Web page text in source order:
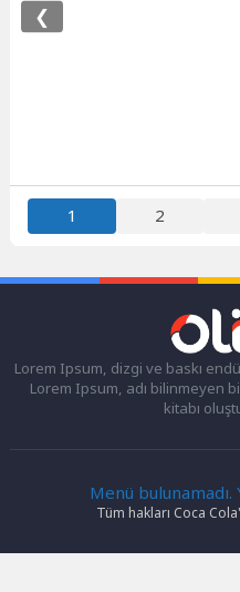
❮
1 2
Lorem Ipsum, dizgi ve baskı
Lorem Ipsum, adı bilinmeyen
kitabı
Menü
Tüm hakları Coca